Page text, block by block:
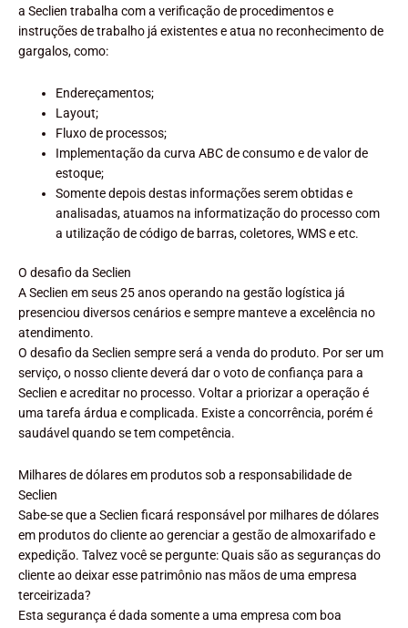
a Seclien trabalha com a verificação de procedimentos e
instruções de trabalho já existentes e atua no reconhecimento de
gargalos, como:
Endereçamentos;
Layout;
Fluxo de processos;
Implementação da curva ABC de consumo e de valor de
estoque;
Somente depois destas informações serem obtidas e
analisadas, atuamos na informatização do processo com
a utilização de código de barras, coletores, WMS e etc.
O desafio da Seclien
A Seclien em seus 25 anos operando na gestão logística já
presenciou diversos cenários e sempre manteve a excelência no
atendimento.
O desafio da Seclien sempre será a venda do produto. Por ser um
serviço, o nosso cliente deverá dar o voto de confiança para a
Seclien e acreditar no processo. Voltar a priorizar a operação é
uma tarefa árdua e complicada. Existe a concorrência, porém é
saudável quando se tem competência.
Milhares de dólares em produtos sob a responsabilidade de
Seclien
Sabe-se que a Seclien ficará responsável por milhares de dólares
em produtos do cliente ao gerenciar a gestão de almoxarifado e
expedição. Talvez você se pergunte: Quais são as seguranças do
cliente ao deixar esse patrimônio nas mãos de uma empresa
terceirizada?
Esta segurança é dada somente a uma empresa com boa